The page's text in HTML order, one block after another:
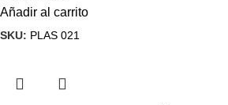
Añadir al carrito
SKU: PLAS 021